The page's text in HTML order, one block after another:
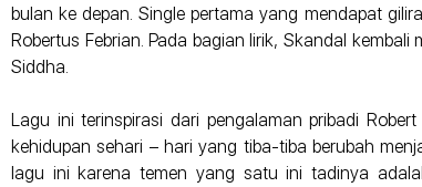
bulan ke depan. Single pertama yang mendapat
Robertus Febrian. Pada bagian lirik, Skandal
Siddha.
Lagu ini terinspirasi dari pengalaman pribadi
kehidupan sehari – hari yang tiba-tiba berubah
lagu ini karena temen yang satu ini tadinya